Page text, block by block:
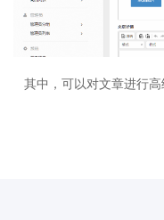
其中，可以对文章进行高